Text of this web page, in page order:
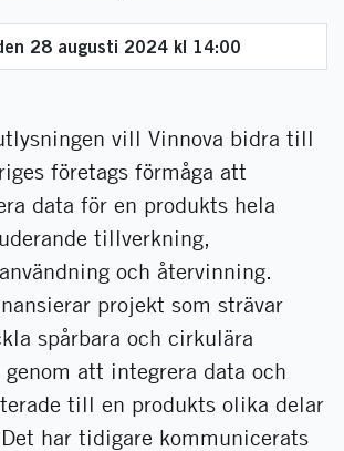
28 augusti 2024 kl 14:00
vill Vinnova bidra till
företags förmåga att
data för en produkts hela
tillverkning,
och återvinning.
projekt som strävar
spårbara och cirkulära
att integrera data och
till en produkts olika delar
har tidigare kommunicerats